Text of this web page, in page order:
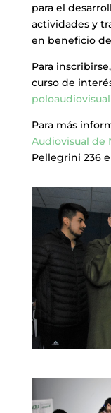
para el
actividades y
en beneficio
Para
curso de
Para más
Audiovisual de
Pellegrini 236